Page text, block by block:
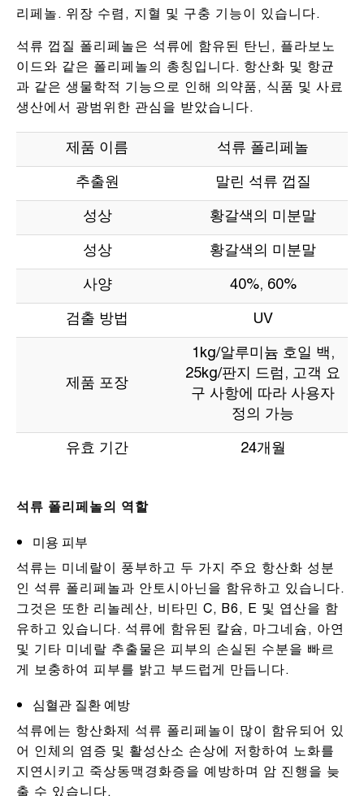
리페놀. 위장 수렴, 지혈 및 구충 기능이 있습니다.
석류 껍질 폴리페놀은 석류에 함유된 탄닌, 플라보노
이드와 같은 폴리페놀의 총칭입니다. 항산화 및 항균
과 같은 생물학적 기능으로 인해 의약품, 식품 및 사료
생산에서 광범위한 관심을 받았습니다.
제품 이름 석류 폴리페놀
추출원 말린 석류 껍질
성상 황갈색의 미분말
성상 황갈색의 미분말
사양 40%, 60%
검출 방법 UV
제품 포장
1kg/알루미늄 호일 백,
25kg/판지 드럼, 고객 요
구 사항에 따라 사용자
정의 가능
유효 기간 24개월
석류 폴리페놀의 역할
미용 피부
석류는 미네랄이 풍부하고 두 가지 주요 항산화 성분
인 석류 폴리페놀과 안토시아닌을 함유하고 있습니다.
그것은 또한 리놀레산, 비타민 C, B6, E 및 엽산을 함
유하고 있습니다. 석류에 함유된 칼슘, 마그네슘, 아연
및 기타 미네랄 추출물은 피부의 손실된 수분을 빠르
게 보충하여 피부를 밝고 부드럽게 만듭니다.
심혈관 질환 예방
석류에는 항산화제 석류 폴리페놀이 많이 함유되어 있
어 인체의 염증 및 활성산소 손상에 저항하여 노화를
지연시키고 죽상동맥경화증을 예방하며 암 진행을 늦